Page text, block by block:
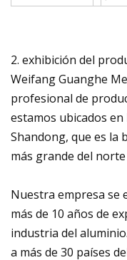
2. exhibición del
Weifang Guanghe
profesional de
estamos ubicados
Shandong, que es la
más grande del norte
Nuestra empresa se
más de 10 años de
industria del
a más de 30 países